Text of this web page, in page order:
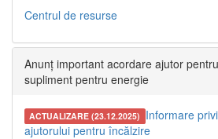
Centrul de resurse
Anunț important acordare ajutor
supliment pentru energie
ACTUALIZARE (23.12.2025) Informare
ajutorului pentru încălzire